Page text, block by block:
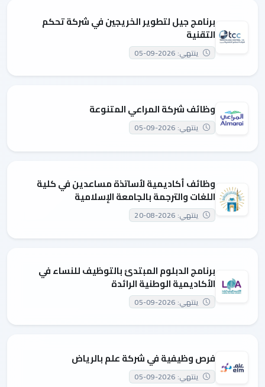
برنامج جيل لتطوير الخريجين في شركة تحكم
التقنية
ينتهي: 2026-09-05
وظائف شركة المراعي المتنوعة
ينتهي: 2026-09-05
وظائف أكاديمية لأساتذة مساعدين في كلية
اللغات والترجمة بالجامعة الإسلامية
ينتهي: 2026-08-20
برنامج الدبلوم المبتدئ بالتوظيف للنساء في
الأكاديمية الوطنية الرائدة
ينتهي: 2026-09-05
فرص وظيفية في شركة علم بالرياض
ينتهي: 2026-09-05